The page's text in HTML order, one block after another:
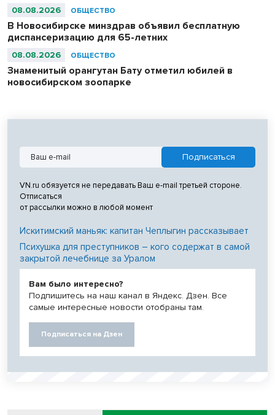
08.08.2026 ОБЩЕСТВО
В Новосибирске минздрав объявил бесплатную
диспансеризацию для 65-летних
08.08.2026 ОБЩЕСТВО
Знаменитый орангутан Бату отметил юбилей в
новосибирском зоопарке
VN.ru обязуется не передавать Ваш e-mail третьей стороне.
Отписаться
от рассылки можно в любой момент
Искитимский маньяк: капитан Чеплыгин рассказывает
Психушка для преступников – кого содержат в самой
закрытой лечебнице за Уралом
Вам было интересно?
Подпишитесь на наш канал в Яндекс. Дзен. Все
самые интересные новости отобраны там.
Подписаться на Дзен